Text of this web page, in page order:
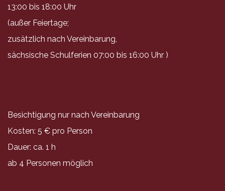
13:00 bis 18:00 Uhr
(außer Feiertage;
zusätzlich nach Vereinbarung,
sächsische Schulferien 07:00 bis 16:00 Uhr )
Besichtigung nur nach Vereinbarung
Kosten: 5 € pro Person
Dauer: ca. 1 h
ab 4 Personen möglich